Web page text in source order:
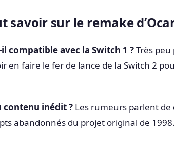
savoir sur le remake
compatible avec la Switch 1 ?Très
en faire le fer de lance de la Switch 2
contenu inédit ? Les rumeurs parlent
abandonnés du projet original de